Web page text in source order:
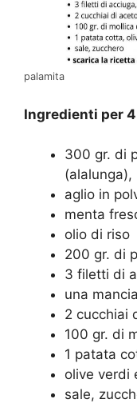
palamita
Ingredienti per
300 gr. di
(alalunga),
aglio in
menta
olio di riso
200 gr. di
3 filetti di
una
2 cucchiai
100 gr. di
1 patata
olive verdi
sale,